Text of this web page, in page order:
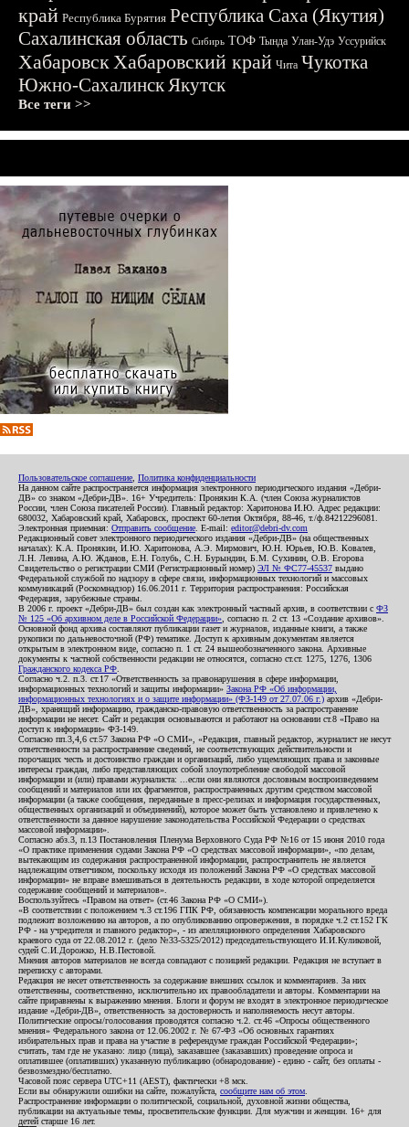
край Республика Бурятия Республика Саха (Якутия)
Сахалинская область Сибирь ТОФ Тында Улан-Удэ Уссурийск
ХабаровскХабаровский край Чита Чукотка
Южно-СахалинскЯкутск
Все теги >>
Пользовательское соглашение Политика конфиденциальности
На данном сайте распространяется информация электронного периодического издания «Дебри-
ДВ» со знаком «Дебри-ДВ». 16+ Учредитель: Пронякин К.А. (член Союза журналистов
России, член Союза писателей России). Главный редактор: Харитонова И.Ю. Адрес редакции:
680032, Хабаровский край, Хабаровск, проспект 60-летия Октября, 88-46, т./ф.84212296081.
Электронная приемная: Отправить сообщение . E-mail: editor@debri-dv.com
Редакционный совет электронного периодического издания «Дебри-ДВ» (на общественных
началах): К.А. Пронякин, И.Ю. Харитонова, А.Э. Мирмович, Ю.Н. Юрьев, Ю.В. Ковалев,
Л.Н. Левина, А.Ю. Жданов, Е.Н. Голубь, С.Н. Бурындин, Б.М. Сухинин, О.В. Егорова
Свидетельство о регистрации СМИ (Регистрационный номер) ЭЛ № ФС77-45537 выдано
Федеральной службой по надзору в сфере связи, информационных технологий и массовых
коммуникаций (Роскомнадзор) 16.06.2011 г. Территория распространения: Российская
Федерация, зарубежные страны.
В 2006 г. проект «Дебри-ДВ» был создан как электронный частный архив, в соответствии с ФЗ
№ 125 «Об архивном деле в Российской Федерации» , согласно п. 2 ст. 13 «Создание архивов».
Основной фонд архива составляют публикации газет и журналов, изданные книги, а также
рукописи по дальневосточной (РФ) тематике. Доступ к архивным документам является
открытым в электронном виде, согласно п. 1 ст. 24 вышеобозначенного закона. Архивные
документы к частной собственности редакции не относятся, согласно ст.ст. 1275, 1276, 1306
Гражданского кодекса РФ
Согласно ч.2. п.3. ст.17 «Ответственность за правонарушения в сфере информации,
информационных технологий и защиты информации» Закона РФ «Об информации,
информационных технологиях и о защите информации» (ФЗ-149 от 27.07.06 г.) архив «Дебри-
ДВ», хранящий информацию, гражданско-правовую ответственность за распространение
информации не несет. Сайт и редакция основываются и работают на основании ст.8 «Право на
доступ к информации» ФЗ-149.
Согласно пп.3,4,6 ст.57 Закона РФ «О СМИ», «Редакция, главный редактор, журналист не несут
ответственности за распространение сведений, не соответствующих действительности и
порочащих честь и достоинство граждан и организаций, либо ущемляющих права и законные
интересы граждан, либо представляющих собой злоупотребление свободой массовой
информации и (или) правами журналиста: ...если они являются дословным воспроизведением
сообщений и материалов или их фрагментов, распространенных другим средством массовой
информации (а также сообщения, переданные в пресс-релизах и информация государственных,
общественных организаций и объединений), которое может быть установлено и привлечено к
ответственности за данное нарушение законодательства Российской Федерации о средствах
массовой информации».
Согласно абз.3, п.13 Постановления Пленума Верховного Суда РФ №16 от 15 июня 2010 года
«О практике применения судами Закона РФ «О средствах массовой информации», «по делам,
вытекающим из содержания распространенной информации, распространитель не является
надлежащим ответчиком, поскольку исходя из положений Закона РФ «О средствах массовой
информации» не вправе вмешиваться в деятельность редакции, в ходе которой определяется
содержание сообщений и материалов».
Воспользуйтесь «Правом на ответ» (ст.46 Закона РФ «О СМИ»).
«В соответствии с положением ч.3 ст.196 ГПК РФ, обязанность компенсации морального вреда
подлежит возложению на авторов, а по опубликованию опровержения, в порядке ч.2 ст.152 ГК
РФ - на учредителя и главного редактор», - из апелляционного определения Хабаровского
краевого суда от 22.08.2012 г. (дело №33-5325/2012) председательствующего И.И.Куликовой,
судей С.И.Дорожко, Н.В.Пестовой.
Мнения авторов материалов не всегда совпадают с позицией редакции. Редакция не вступает в
переписку с авторами.
Редакция не несет ответственность за содержание внешних ссылок и комментариев. За них
ответственны, соответственно, исключительно их правообладатели и авторы. Комментарии на
сайте приравнены к выражению мнения. Блоги и форум не входят в электронное периодическое
издание «Дебри-ДВ», ответственность за достоверность и наполняемость несут авторы.
Политические опросы/голосования проводятся согласно ч.2. ст.46 «Опросы общественного
мнения» Федерального закона от 12.06.2002 г. № 67-ФЗ «Об основных гарантиях
избирательных прав и права на участие в референдуме граждан Российской Федерации»;
считать, там где не указано: лицо (лица), заказавшее (заказавших) проведение опроса и
оплатившее (оплативших) указанную публикацию (обнародование) - едино - сайт, без оплаты -
безвозмездно/бесплатно.
Часовой пояс сервера UTC+11 (AEST), фактически +8 мск.
Если вы обнаружили ошибки на сайте, пожалуйста, сообщите нам об этом
Распространение информации о политической, социальной, духовной жизни общества,
публикации на актуальные темы, просветительские функции. Для мужчин и женщин. 16+ для
детей старше 16 лет.